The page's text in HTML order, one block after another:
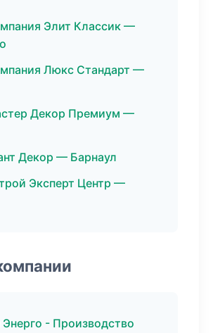
Элит Классик —
Люкс Стандарт —
Декор Премиум —
Декор — Барнаул
Эксперт Центр —
- Производство